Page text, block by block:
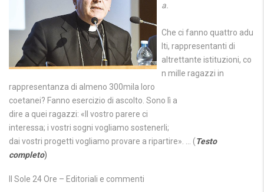
a.
Che ci fanno quattro adu
lti, rappresentanti di
altrettante istituzioni, co
n mille ragazzi in
rappresentanza di almeno 300mila loro
coetanei? Fanno esercizio di ascolto. Sono lì a
dire a quei ragazzi: «Il vostro parere ci
interessa; i vostri sogni vogliamo sostenerli;
dai vostri progetti vogliamo provare a ripartire». … (Testo
completo)
Il Sole 24 Ore – Editoriali e commenti